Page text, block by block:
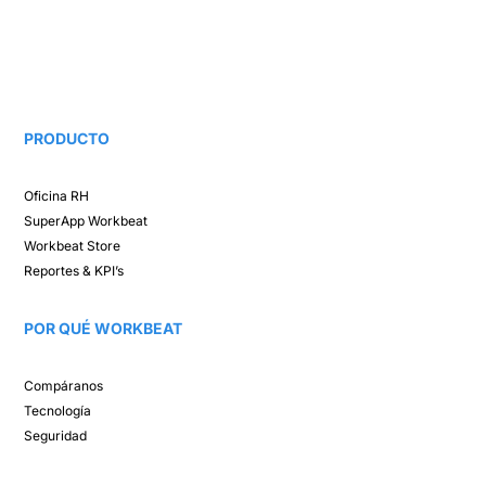
PRODUCTO
Oficina RH​
SuperAppWorkbeat
Workbeat Store​
Reportes & KPI’s​
POR QUÉ WORKBEAT​
Compáranos ​
Tecnología​
Seguridad